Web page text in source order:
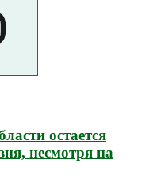
остается
несмотря на